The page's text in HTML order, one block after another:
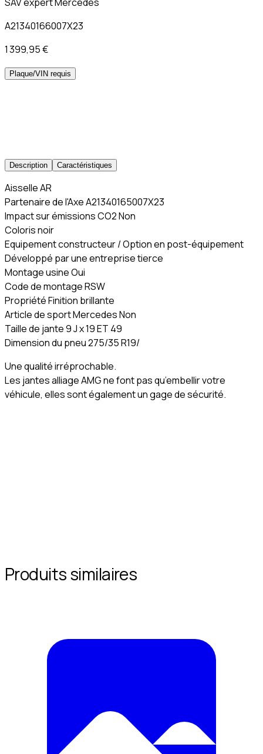
A21340166007X23
1 399,95 €
Plaque/VIN requis
Description Caractéristiques
Aisselle AR
Partenaire de l'Axe A21340165007X23
Impact sur émissions CO2 Non
Coloris noir
Equipement constructeur / Option en post-équipement
Développé par une entreprise tierce
Montage usine Oui
Code de montage RSW
Propriété Finition brillante
Article de sport Mercedes Non
Taille de jante 9 J x 19 ET 49
Dimension du pneu 275/35 R19/
Une qualité irréprochable.
Les jantes alliage AMG ne font pas qu’embellir votre
véhicule, elles sont également un gage de sécurité.
Produits similaires